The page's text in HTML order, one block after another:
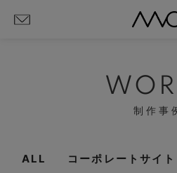
制作事
ALL コーポレートサイト